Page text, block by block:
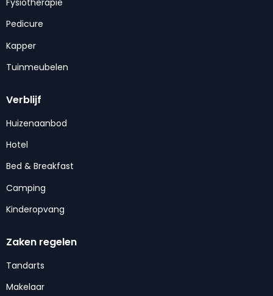
Pedicure
Kapper
Tuinmeubelen
Verblijf
Huizenaanbod
Hotel
Bed & Breakfast
Camping
Kinderopvang
Zaken regelen
Tandarts
Makelaar